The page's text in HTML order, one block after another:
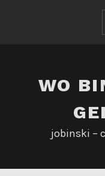
WO
jobinski –